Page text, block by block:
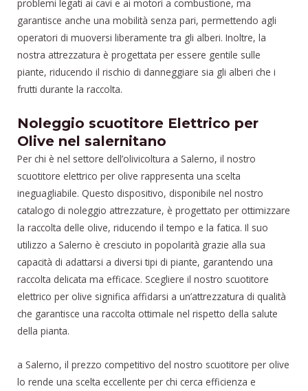
problemi legati ai cavi e ai motori a combustione, ma
garantisce anche una mobilità senza pari, permettendo agli
operatori di muoversi liberamente tra gli alberi. Inoltre, la
nostra attrezzatura è progettata per essere gentile sulle
piante, riducendo il rischio di danneggiare sia gli alberi che i
frutti durante la raccolta.
Noleggio scuotitore Elettrico per
Olive nel salernitano
Per chi è nel settore dell’olivicoltura a Salerno, il nostro
scuotitore elettrico per olive rappresenta una scelta
ineguagliabile. Questo dispositivo, disponibile nel nostro
catalogo di noleggio attrezzature, è progettato per ottimizzare
la raccolta delle olive, riducendo il tempo e la fatica. Il suo
utilizzo a Salerno è cresciuto in popolarità grazie alla sua
capacità di adattarsi a diversi tipi di piante, garantendo una
raccolta delicata ma efficace. Scegliere il nostro scuotitore
elettrico per olive significa affidarsi a un’attrezzatura di qualità
che garantisce una raccolta ottimale nel rispetto della salute
della pianta.
a Salerno, il prezzo competitivo del nostro scuotitore per olive
lo rende una scelta eccellente per chi cerca efficienza e